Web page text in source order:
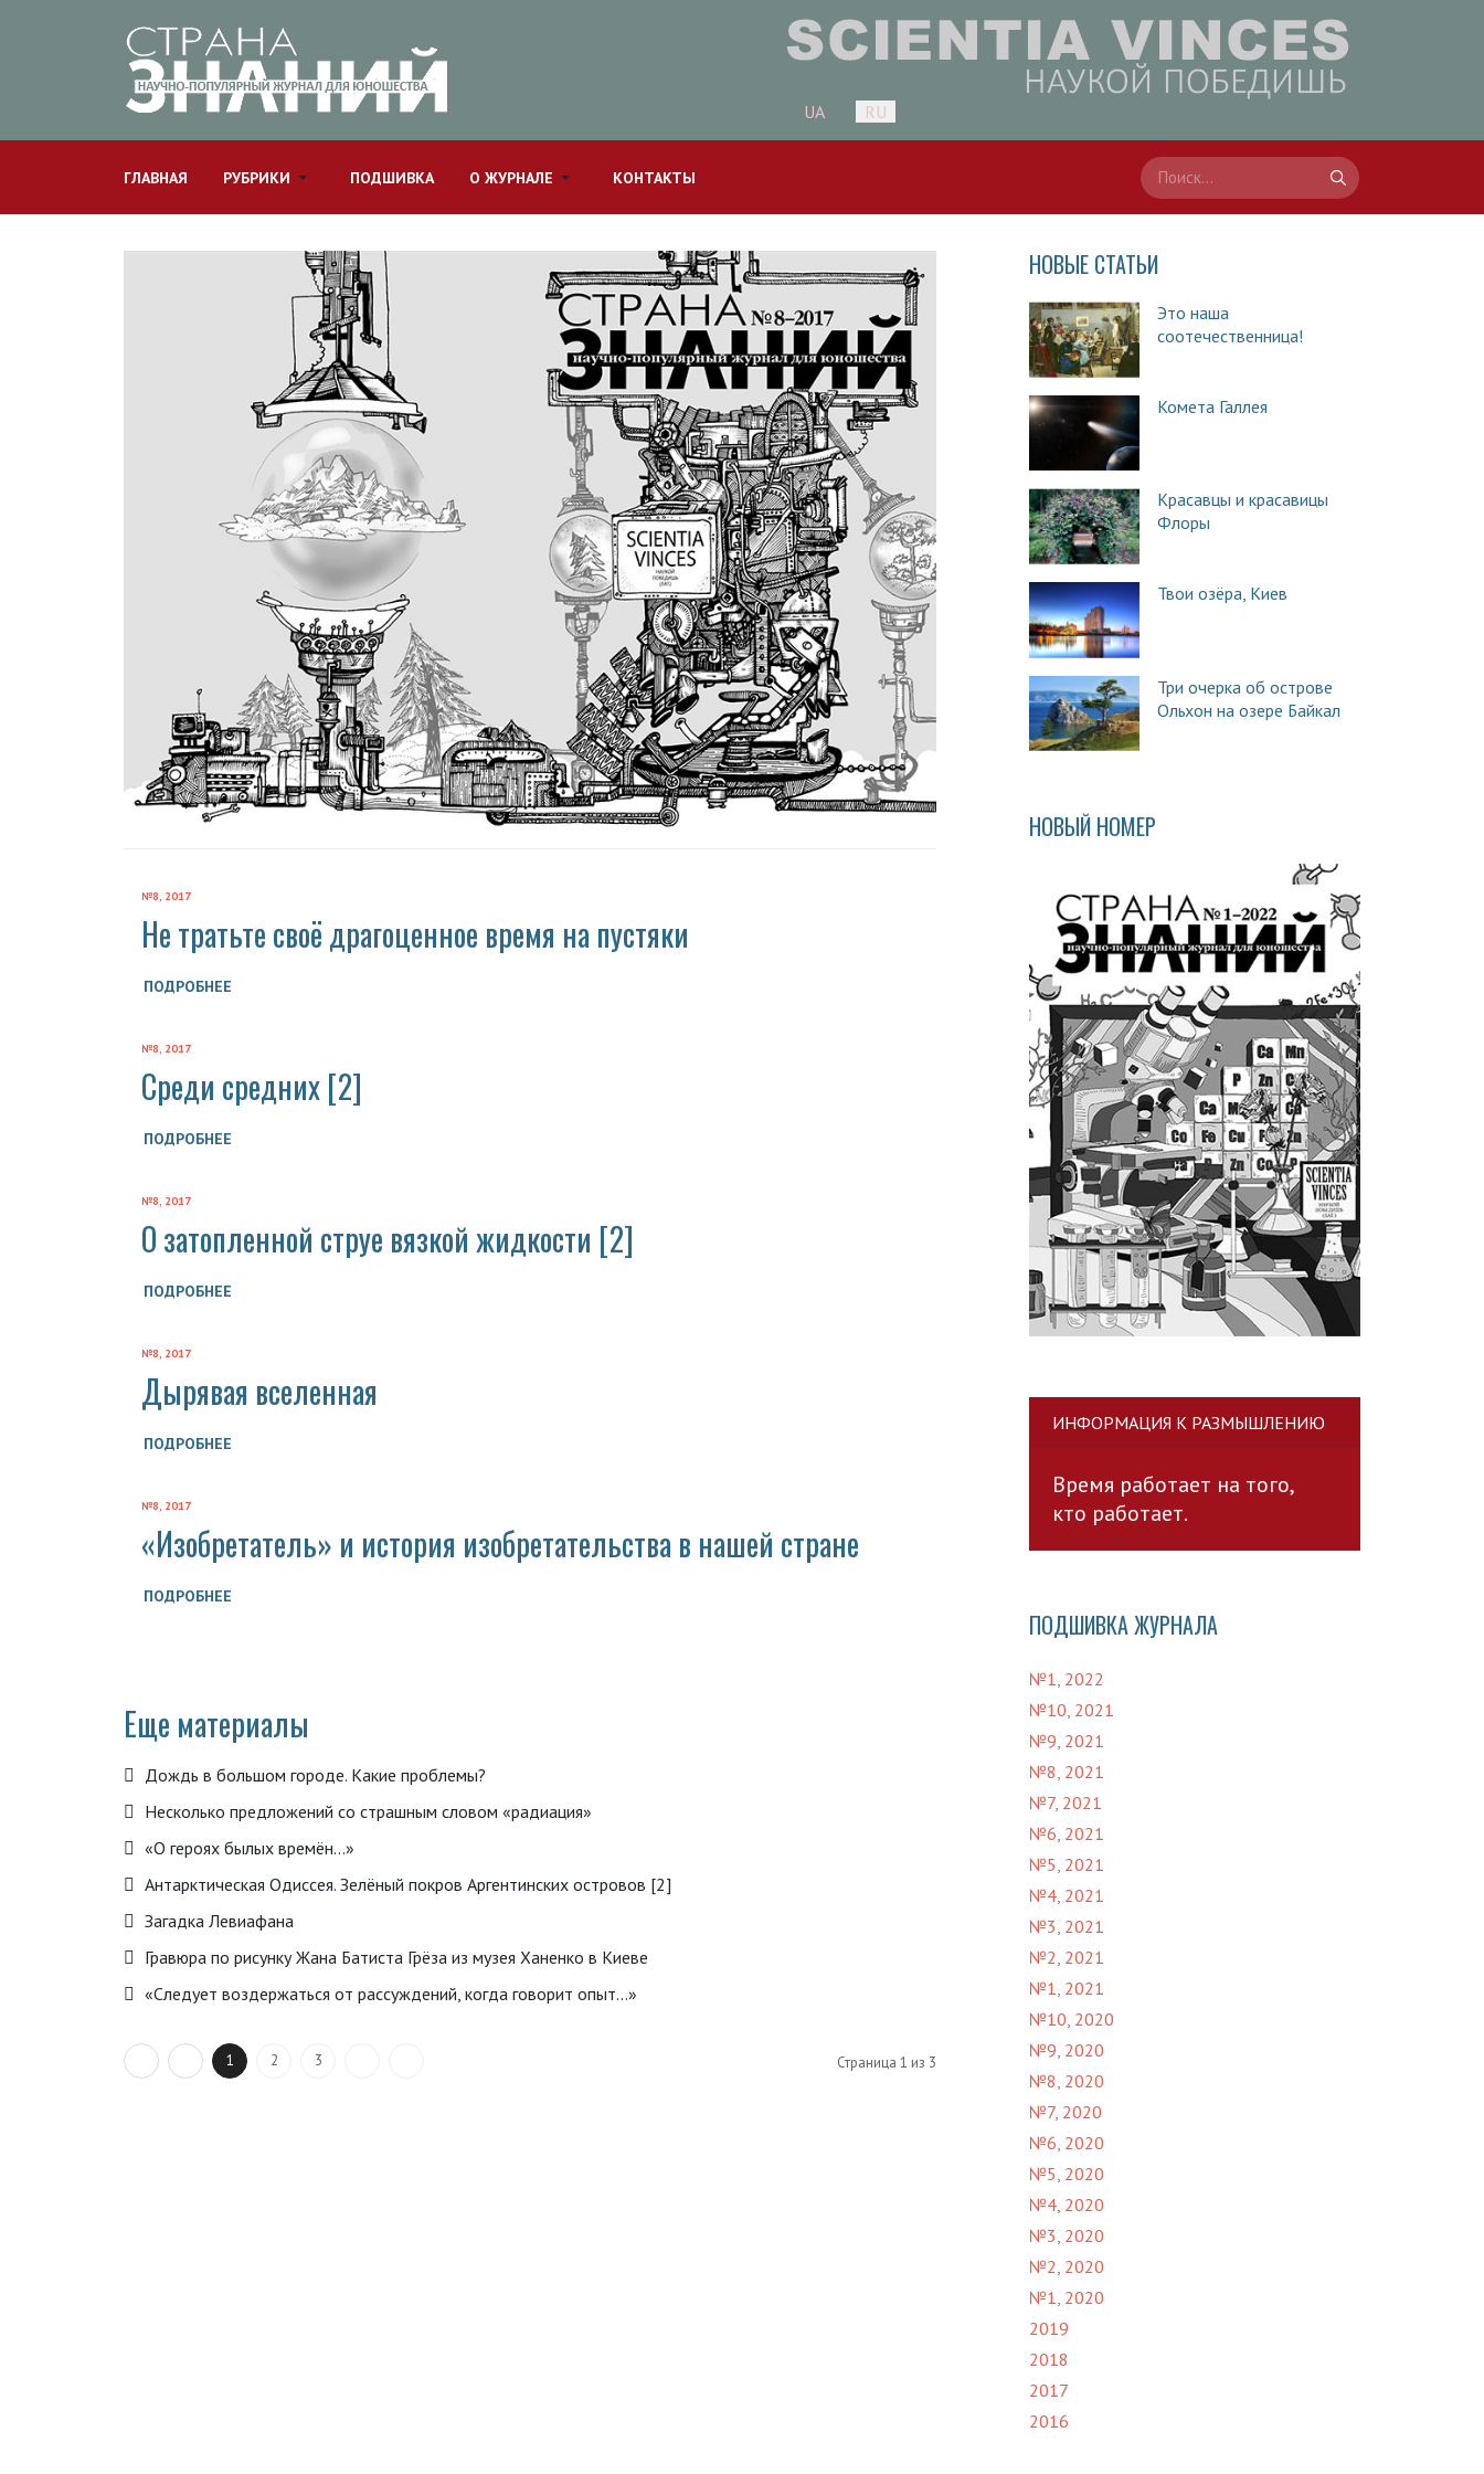
Выберите язык
UA RU
ГЛАВНАЯ РУБРИКИ ПОДШИВКА О ЖУРНАЛЕ КОНТАКТЫ
№8, 2017
Не тратьте своё драгоценное время на пустяки
ПОДРОБНЕЕ
№8, 2017
Среди средних [2]
ПОДРОБНЕЕ
№8, 2017
О затопленной струе вязкой жидкости [2]
ПОДРОБНЕЕ
№8, 2017
Дырявая вселенная
ПОДРОБНЕЕ
№8, 2017
«Изобретатель» и история изобретательства в нашей стране
ПОДРОБНЕЕ
Еще материалы
Дождь в большом городе. Какие проблемы?
Несколько предложений со страшным словом «радиация»
«О героях былых времён…»
Антарктическая Одиссея. Зелёный покров Аргентинских островов [2]
Загадка Левиафана
Гравюра по рисунку Жана Батиста Грёза из музея Ханенко в Киеве
«Следует воздержаться от рассуждений, когда говорит опыт…»
1 2 3 Страница 1 из 3
НОВЫЕ СТАТЬИ
Это наша
соотечественница!
Комета Галлея
Красавцы и красавицы
Флоры
Твои озёра, Киев
Три очерка об острове
Ольхон на озере Байкал
НОВЫЙ НОМЕР
ИНФОРМАЦИЯ К РАЗМЫШЛЕНИЮ
Время работает на того,
кто работает.
ПОДШИВКА ЖУРНАЛА
№1, 2022
№10, 2021
№9, 2021
№8, 2021
№7, 2021
№6, 2021
№5, 2021
№4, 2021
№3, 2021
№2, 2021
№1, 2021
№10, 2020
№9, 2020
№8, 2020
№7, 2020
№6, 2020
№5, 2020
№4, 2020
№3, 2020
№2, 2020
№1, 2020
2019
2018
2017
2016